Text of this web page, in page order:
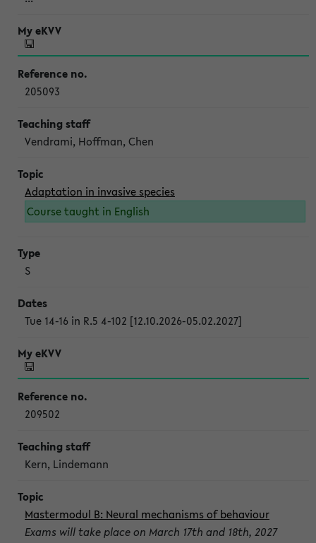
205093
Vendrami, Hoffman, Chen
Adaptation in invasive species
Course taught in English
S
Tue 14-16 in R.5 4-102 [12.10.2026-05.02.2027]
209502
Kern, Lindemann
Mastermodul B: Neural mechanisms of behaviour
Exams will take place on March 17th and 18th, 2027